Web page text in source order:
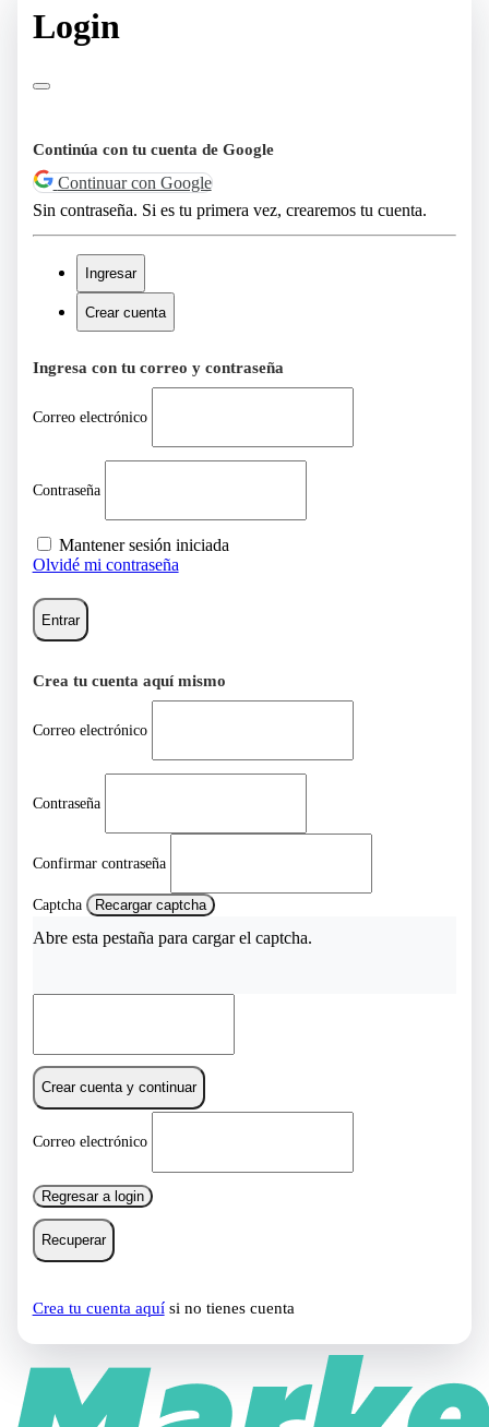
Login
Continúa con tu cuenta de Google
Continuar con Google
Sin contraseña. Si es tu primera vez, crearemos tu cuenta.
Ingresar
Crear cuenta
Ingresa con tu correo y contraseña
Correo electrónico
Contraseña
Mantener sesión iniciada
Olvidé mi contraseña
Entrar
Crea tu cuenta aquí mismo
Correo electrónico
Contraseña
Confirmar contraseña
Captcha Recargar captcha
Abre esta pestaña para cargar el captcha.
Crear cuenta y continuar
Correo electrónico
Regresar a login
Recuperar
Crea tu cuenta aquísi no tienes cuenta